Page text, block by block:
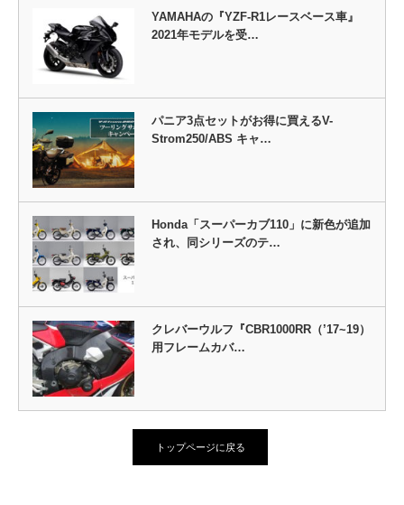
YAMAHAの『YZF-R1レースベース車』
2021年モデルを受…
パニア3点セットがお得に買えるV-
Strom250/ABS キャ…
Honda「スーパーカブ110」に新色が追加
され、同シリーズのテ…
クレバーウルフ『CBR1000RR（’17~19）
用フレームカバ…
トップページに戻る